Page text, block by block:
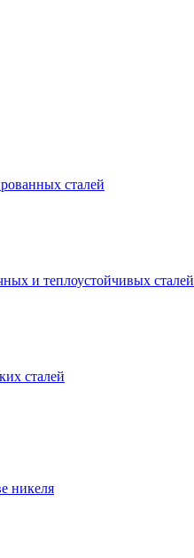
сталей
и теплоустойчивых сталей
сталей
никеля